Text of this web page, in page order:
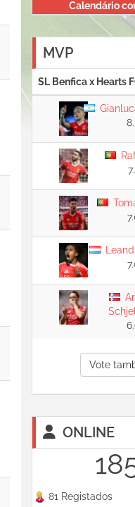
Calendário
MVP
SL Benfica x Hearts
Vote
ONLINE
81 Registados